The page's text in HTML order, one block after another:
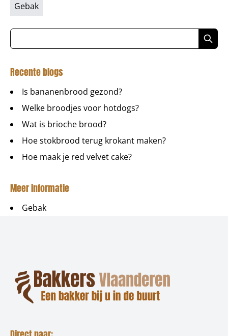
Gebak
Recente blogs
Is bananenbrood gezond?
Welke broodjes voor hotdogs?
Wat is brioche brood?
Hoe stokbrood terug krokant maken?
Hoe maak je red velvet cake?
Meer informatie
Gebak